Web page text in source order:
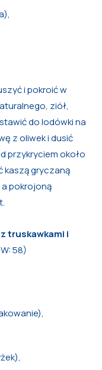
i pokroić w
ziół,
do lodówki na
z oliwek i dusić
przykryciem około
kaszą gryczaną
pokrojoną
truskawkami i
58)